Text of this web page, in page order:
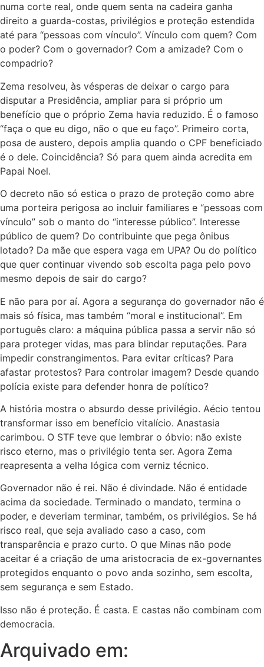
numa corte real, onde quem senta na cadeira ganha
direito a guarda-costas, privilégios e proteção estendida
até para “pessoas com vínculo”. Vínculo com quem? Com
o poder? Com o governador? Com a amizade? Com o
compadrio?
Zema resolveu, às vésperas de deixar o cargo para
disputar a Presidência, ampliar para si próprio um
benefício que o próprio Zema havia reduzido. É o famoso
“faça o que eu digo, não o que eu faço”. Primeiro corta,
posa de austero, depois amplia quando o CPF beneficiado
é o dele. Coincidência? Só para quem ainda acredita em
Papai Noel.
O decreto não só estica o prazo de proteção como abre
uma porteira perigosa ao incluir familiares e “pessoas com
vínculo” sob o manto do “interesse público”. Interesse
público de quem? Do contribuinte que pega ônibus
lotado? Da mãe que espera vaga em UPA? Ou do político
que quer continuar vivendo sob escolta paga pelo povo
mesmo depois de sair do cargo?
E não para por aí. Agora a segurança do governador não é
mais só física, mas também “moral e institucional”. Em
português claro: a máquina pública passa a servir não só
para proteger vidas, mas para blindar reputações. Para
impedir constrangimentos. Para evitar críticas? Para
afastar protestos? Para controlar imagem? Desde quando
polícia existe para defender honra de político?
A história mostra o absurdo desse privilégio. Aécio tentou
transformar isso em benefício vitalício. Anastasia
carimbou. O STF teve que lembrar o óbvio: não existe
risco eterno, mas o privilégio tenta ser. Agora Zema
reapresenta a velha lógica com verniz técnico.
Governador não é rei. Não é divindade. Não é entidade
acima da sociedade. Terminado o mandato, termina o
poder, e deveriam terminar, também, os privilégios. Se há
risco real, que seja avaliado caso a caso, com
transparência e prazo curto. O que Minas não pode
aceitar é a criação de uma aristocracia de ex-governantes
protegidos enquanto o povo anda sozinho, sem escolta,
sem segurança e sem Estado.
Isso não é proteção. É casta. E castas não combinam com
democracia.
Arquivado em: